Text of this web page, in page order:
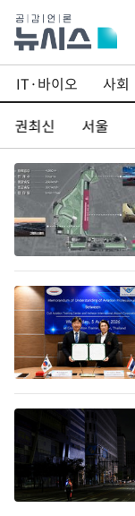
IT·바이오 사회
권최신
서울